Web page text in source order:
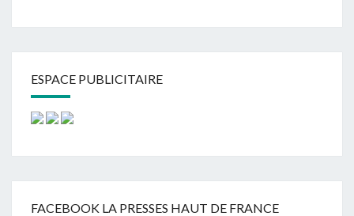
ESPACE PUBLICITAIRE
FACEBOOK LA PRESSES HAUT DE FRANCE